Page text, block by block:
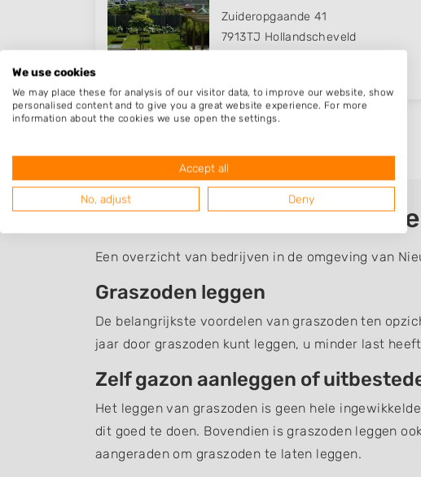
Zuideropgaande 41
7913TJ Hollandscheveld
Graszoden Nieuw-Balinge
Een overzicht van bedrijven in de omgeving van
Graszoden leggen
De belangrijkste voordelen van graszoden ten
jaar door graszoden kunt leggen, u minder last
Zelf gazon aanleggen of
Het leggen van graszoden is geen hele
dit goed te doen. Bovendien is graszoden leggen
aangeraden om graszoden te laten leggen.
We use cookies
We may place these for analysis of our visitor data, to improve our website, show
personalised content and to give you a great website experience. For more
information about the cookies we use open the settings.
Accept all
No, adjust Deny